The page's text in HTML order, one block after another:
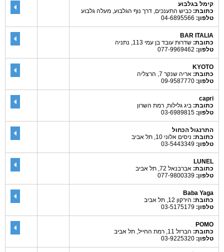
קימל בגלבוע
כתובת: כביש התענכים, דרך נוף הגלבוע, מעלה גלבוע
טלפון:
BAR ITALIA
כתובת: שדרות עובד בן עמי 113, נתניה
טלפון:
KYOTO
כתובת: אריה שנקר 7, הרצליה
טלפון:
capri
כתובת: ביג גלילות, רמת השרון
טלפון:
התרנגול הכחול
כתובת: ניסים אלוני 10, תל אביב
טלפון:
LUNEL
כתובת: אברבנאל 72, תל אביב
טלפון:
Baba Yaga
כתובת: הירקון 12, תל אביב
טלפון:
POMO
כתובת: הברזל 11, רמת החייל, תל אביב
טלפון: